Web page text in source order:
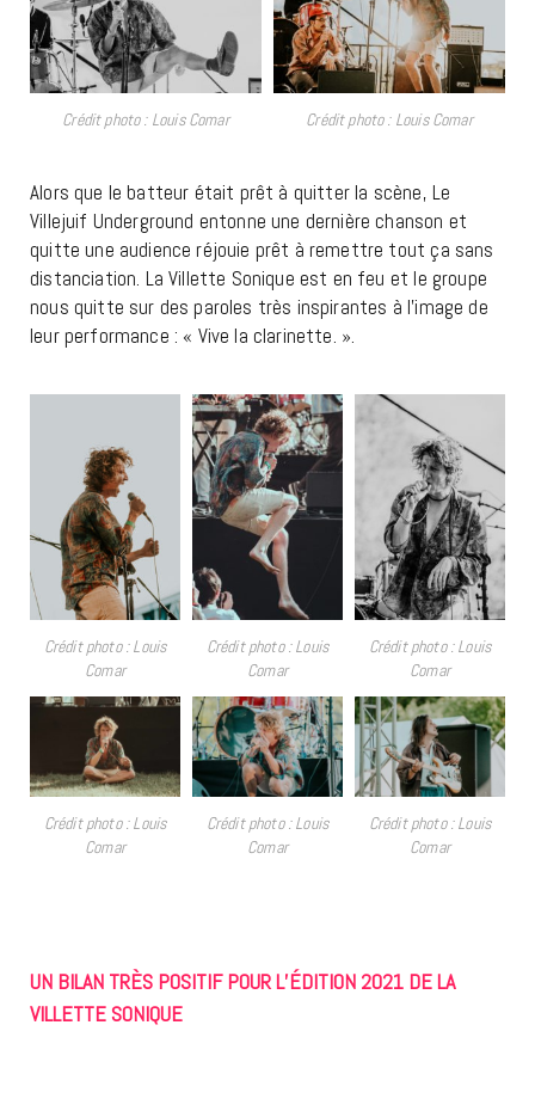
Crédit photo : Louis Comar Crédit photo : Louis Comar
Alors que le batteur était prêt à quitter la scène, Le
Villejuif Underground entonne une dernière chanson et
quitte une audience réjouie prêt à remettre tout ça sans
distanciation. La Villette Sonique est en feu et le groupe
nous quitte sur des paroles très inspirantes à l’image de
leur performance : « Vive la clarinette. ».
Crédit photo : Louis
Comar
Crédit photo : Louis
Comar
Crédit photo : Louis
Comar
Crédit photo : Louis
Comar
Crédit photo : Louis
Comar
Crédit photo : Louis
Comar
UN BILAN TRÈS POSITIF POUR L’ÉDITION 2021 DE LA
VILLETTE SONIQUE